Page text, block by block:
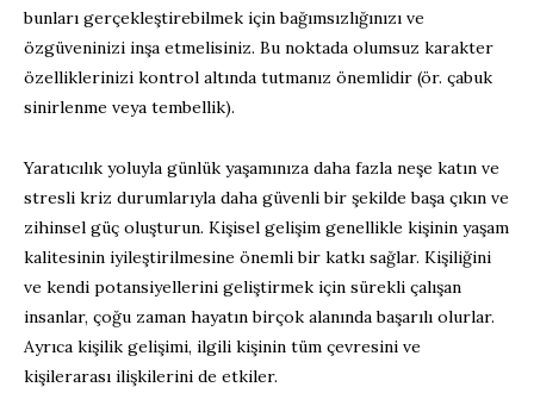
bunları gerçekleştirebilmek için bağımsızlığınızı ve
özgüveninizi inşa etmelisiniz. Bu noktada olumsuz karakter
özelliklerinizi kontrol altında tutmanız önemlidir (ör. çabuk
sinirlenme veya tembellik).
Yaratıcılık yoluyla günlük yaşamınıza daha fazla neşe katın ve
stresli kriz durumlarıyla daha güvenli bir şekilde başa çıkın ve
zihinsel güç oluşturun. Kişisel gelişim genellikle kişinin yaşam
kalitesinin iyileştirilmesine önemli bir katkı sağlar. Kişiliğini
ve kendi potansiyellerini geliştirmek için sürekli çalışan
insanlar, çoğu zaman hayatın birçok alanında başarılı olurlar.
Ayrıca kişilik gelişimi, ilgili kişinin tüm çevresini ve
kişilerarası ilişkilerini de etkiler.